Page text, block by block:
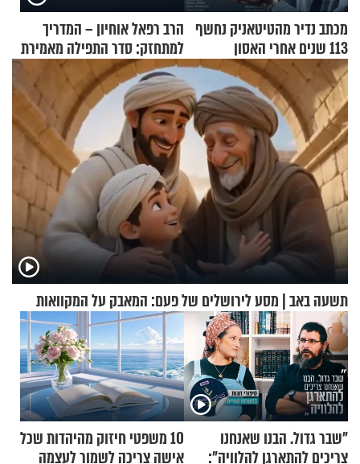
מכתב נדיר מהטיטאניק נחשף
113 שנים אחרי האסון
הרב רפאל אוחיון – המדריך
למתחזק: סדר התפילה מאמירת
הקורבנות ועד קריאת שמע
תשעה באב | מסע לירושלים של פעם: המאבק על המקוואות
"שבר גדול. הבנו שאנחנו
צריכים להתארגן להלוויה":
10 משפטי חיזוק מהיהדות שכל
אישה צריכה לשמור לעצמה